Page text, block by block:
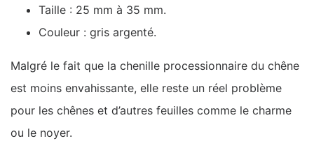
Taille : 25 mm à 35 mm.
Couleur : gris argenté.
Malgré le fait que la chenille processionnaire du chêne
est moins envahissante, elle reste un réel problème
pour les chênes et d’autres feuilles comme le charme
ou le noyer.